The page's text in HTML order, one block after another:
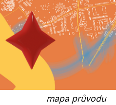
mapa průvodu